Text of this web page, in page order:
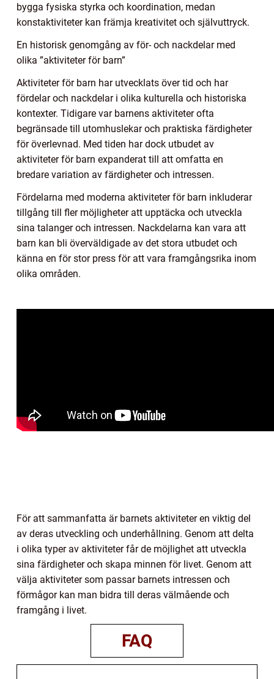
bygga fysiska styrka och koordination, medan
konstaktiviteter kan främja kreativitet och självuttryck.
En historisk genomgång av för- och nackdelar med
olika ”aktiviteter för barn”
Aktiviteter för barn har utvecklats över tid och har
fördelar och nackdelar i olika kulturella och historiska
kontexter. Tidigare var barnens aktiviteter ofta
begränsade till utomhuslekar och praktiska färdigheter
för överlevnad. Med tiden har dock utbudet av
aktiviteter för barn expanderat till att omfatta en
bredare variation av färdigheter och intressen.
Fördelarna med moderna aktiviteter för barn inkluderar
tillgång till fler möjligheter att upptäcka och utveckla
sina talanger och intressen. Nackdelarna kan vara att
barn kan bli överväldigade av det stora utbudet och
känna en för stor press för att vara framgångsrika inom
olika områden.
För att sammanfatta är barnets aktiviteter en viktig del
av deras utveckling och underhållning. Genom att delta
i olika typer av aktiviteter får de möjlighet att utveckla
sina färdigheter och skapa minnen för livet. Genom att
välja aktiviteter som passar barnets intressen och
förmågor kan man bidra till deras välmående och
framgång i livet.
FAQ